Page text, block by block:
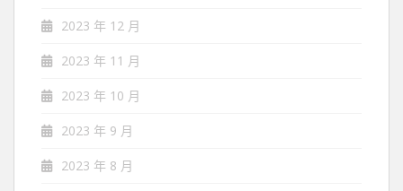
2023 年 12 月
2023 年 11 月
2023 年 10 月
2023 年 9 月
2023 年 8 月